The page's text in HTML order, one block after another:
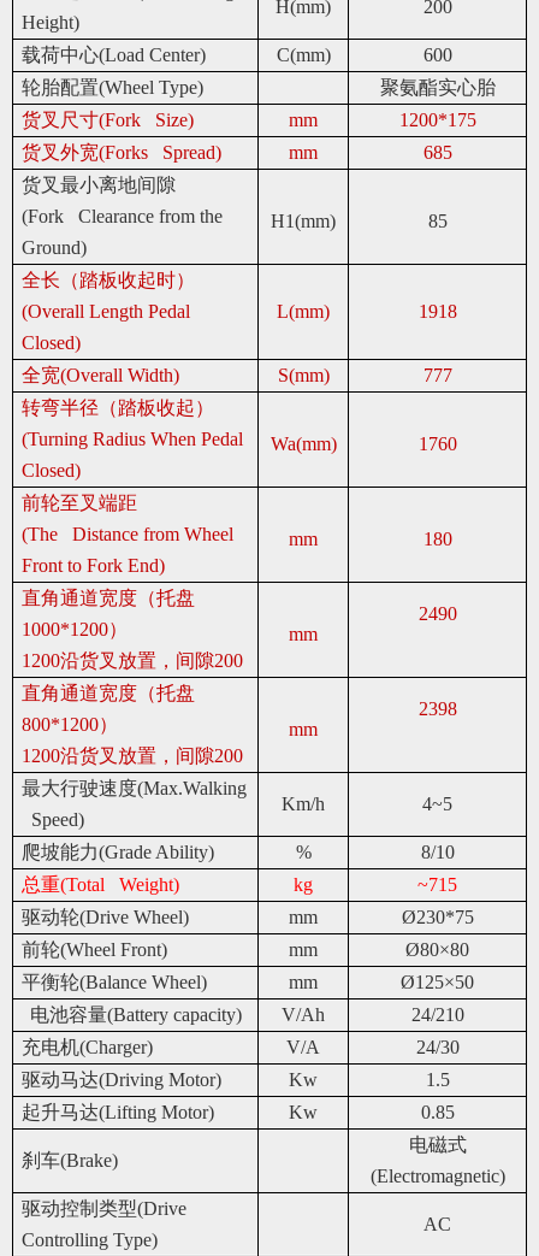
Height)
H(mm) 200
载荷中心(Load Center) C(mm)
600
轮胎配置(Wheel Type)
聚氨酯实心胎
货叉尺寸(Fork Size)
mm
1200*175
货叉外宽(Forks Spread)
mm
685
货叉最小离地间隙
(Fork Clearance from the
Ground)
H1(mm) 85
全长（踏板收起时）
(Overall Length Pedal
Closed)
L(mm) 1918
全宽(Overall Width) S(mm)
777
转弯半径（踏板收起）
(Turning Radius When Pedal
Closed)
Wa(mm) 1760
前轮至叉端距
(The Distance from Wheel
Front to Fork End)
mm 180
直角通道宽度（托盘
1000*1200）
1200沿货叉放置，间隙200
mm
2490
直角通道宽度（托盘
800*1200）
1200沿货叉放置，间隙200
mm
2398
最大行驶速度(Max.Walking
Speed)
Km/h 4~5
爬坡能力(Grade Ability) %
8/10
总重(Total Weight)
kg
~715
驱动轮(Drive Wheel)
mm
Ø230*75
前轮(Wheel Front)
mm Ø80×80
平衡轮(Balance Wheel)
mm Ø125×50
电池容量(Battery capacity)
V/Ah
24/210
充电机(Charger)
V/A
24/30
驱动马达(Driving Motor)
Kw
1.5
起升马达(Lifting Motor)
Kw 0.85
刹车(Brake)
电磁式
(Electromagnetic)
驱动控制类型(Drive
Controlling Type)
AC